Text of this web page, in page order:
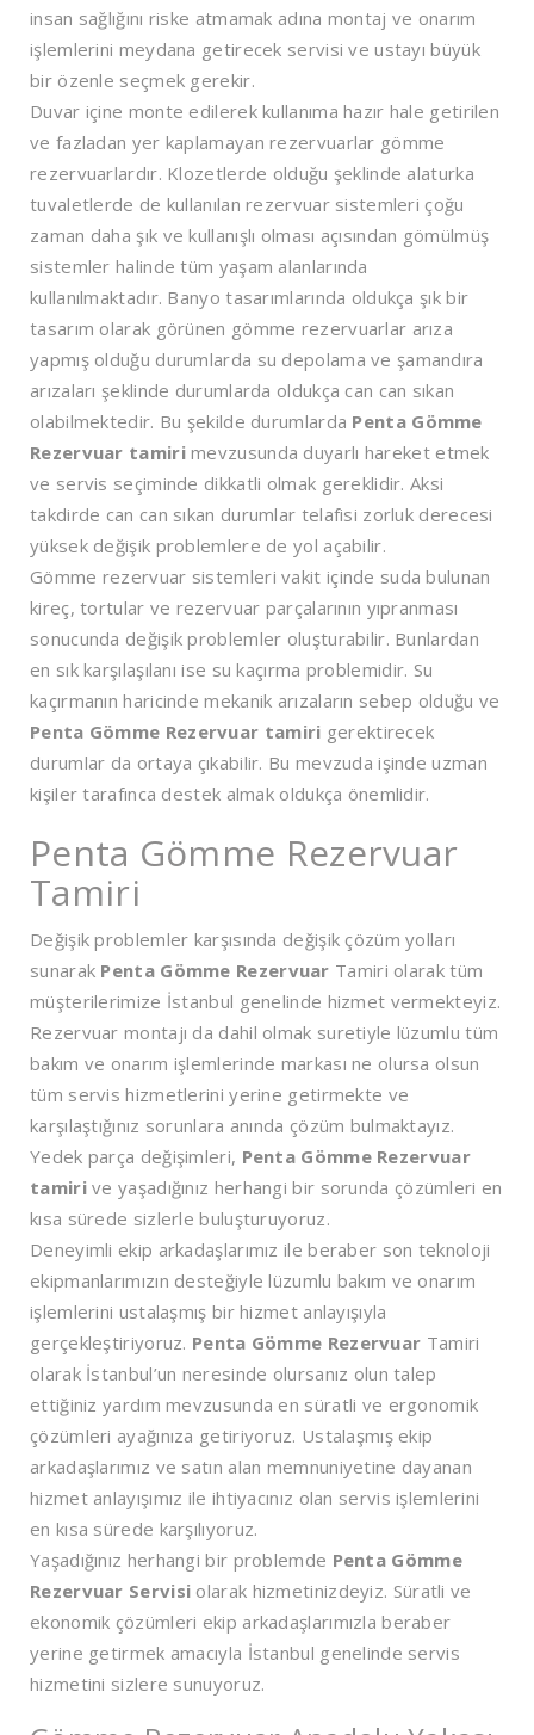
insan sağlığını riske atmamak adına montaj ve onarım
işlemlerini meydana getirecek servisi ve ustayı büyük
bir özenle seçmek gerekir.
Duvar içine monte edilerek kullanıma hazır hale getirilen
ve fazladan yer kaplamayan rezervuarlar gömme
rezervuarlardır. Klozetlerde olduğu şeklinde alaturka
tuvaletlerde de kullanılan rezervuar sistemleri çoğu
zaman daha şık ve kullanışlı olması açısından gömülmüş
sistemler halinde tüm yaşam alanlarında
kullanılmaktadır. Banyo tasarımlarında oldukça şık bir
tasarım olarak görünen gömme rezervuarlar arıza
yapmış olduğu durumlarda su depolama ve şamandıra
arızaları şeklinde durumlarda oldukça can can sıkan
olabilmektedir. Bu şekilde durumlarda Penta Gömme
Rezervuar tamirimevzusunda duyarlı hareket etmek
ve servis seçiminde dikkatli olmak gereklidir. Aksi
takdirde can can sıkan durumlar telafisi zorluk derecesi
yüksek değişik problemlere de yol açabilir.
Gömme rezervuar sistemleri vakit içinde suda bulunan
kireç, tortular ve rezervuar parçalarının yıpranması
sonucunda değişik problemler oluşturabilir. Bunlardan
en sık karşılaşılanı ise su kaçırma problemidir. Su
kaçırmanın haricinde mekanik arızaların sebep olduğu ve
Penta Gömme Rezervuar tamiri gerektirecek
durumlar da ortaya çıkabilir. Bu mevzuda işinde uzman
kişiler tarafınca destek almak oldukça önemlidir.
Penta Gömme Rezervuar
Tamiri
Değişik problemler karşısında değişik çözüm yolları
sunarak Penta Gömme Rezervuar Tamiri olarak tüm
müşterilerimize İstanbul genelinde hizmet vermekteyiz.
Rezervuar montajı da dahil olmak suretiyle lüzumlu tüm
bakım ve onarım işlemlerinde markası ne olursa olsun
tüm servis hizmetlerini yerine getirmekte ve
karşılaştığınız sorunlara anında çözüm bulmaktayız.
Yedek parça değişimleri, Penta Gömme Rezervuar
tamirive yaşadığınız herhangi bir sorunda çözümleri en
kısa sürede sizlerle buluşturuyoruz.
Deneyimli ekip arkadaşlarımız ile beraber son teknoloji
ekipmanlarımızın desteğiyle lüzumlu bakım ve onarım
işlemlerini ustalaşmış bir hizmet anlayışıyla
gerçekleştiriyoruz. Penta Gömme Rezervuar Tamiri
olarak İstanbul’un neresinde olursanız olun talep
ettiğiniz yardım mevzusunda en süratli ve ergonomik
çözümleri ayağınıza getiriyoruz. Ustalaşmış ekip
arkadaşlarımız ve satın alan memnuniyetine dayanan
hizmet anlayışımız ile ihtiyacınız olan servis işlemlerini
en kısa sürede karşılıyoruz.
Yaşadığınız herhangi bir problemde Penta Gömme
Rezervuar Servisi olarak hizmetinizdeyiz. Süratli ve
ekonomik çözümleri ekip arkadaşlarımızla beraber
yerine getirmek amacıyla İstanbul genelinde servis
hizmetini sizlere sunuyoruz.